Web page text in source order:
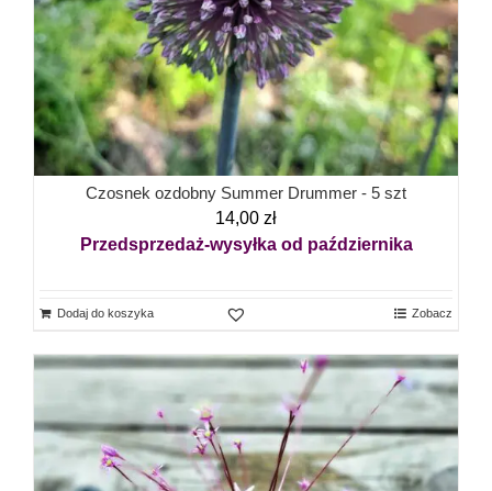
Czosnek ozdobny Summer Drummer - 5 szt
14,00 zł
Przedsprzedaż-wysyłka od października
Dodaj do koszyka Zobacz